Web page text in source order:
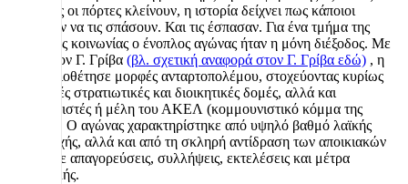
όταν όλες οι πόρτες κλείνουν, η ιστορία δείχνει πως κάποιοι
διαλέγουν να τις σπάσουν. Και τις έσπασαν. Για ένα τμήμα της
κυπριακής κοινωνίας ο ένοπλος αγώνας ήταν η μόνη διέξοδος. Με
αρχηγό τον Γ. Γρίβα (βλ. σχετική αναφορά στον Γ. Γρίβα εδώ) , η
ΕΟΚΑ υιοθέτησε μορφές ανταρτοπολέμου, στοχεύοντας κυρίως
βρετανικές στρατιωτικές και διοικητικές δομές, αλλά και
συνδικαλιστές ή μέλη του ΑΚΕΛ (κομμουνιστικό κόμμα της
Κύπρου). Ο αγώνας χαρακτηρίστηκε από υψηλό βαθμό λαϊκής
συμμετοχής, αλλά και από τη σκληρή αντίδραση των αποικιακών
αρχών, με απαγορεύσεις, συλλήψεις, εκτελέσεις και μέτρα
καταστολής.